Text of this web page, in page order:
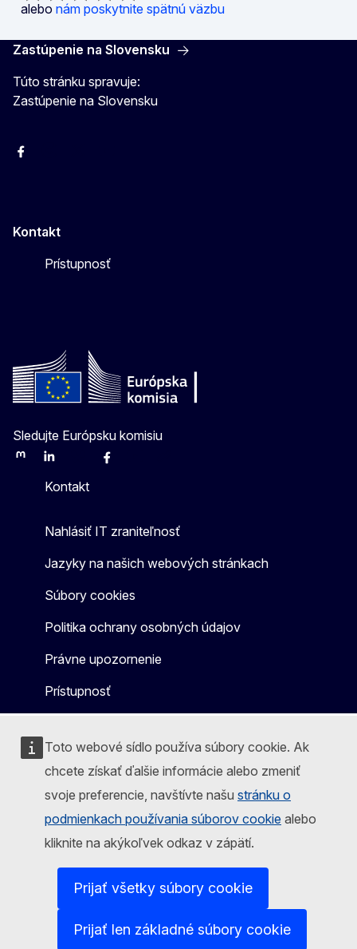
Toto webové sídlo používa súbory cookie. Ak
chcete získať ďalšie informácie alebo zmeniť
svoje preferencie, navštívte našu stránku o
podmienkach používania súborov cookie alebo
kliknite na akýkoľvek odkaz v zápätí.
Prijať všetky súbory cookie
Prijať len základné súbory cookie
alebo nám poskytnite spätnú väzbu
Zastúpenie na Slovensku
Túto stránku spravuje:
Zastúpenie na Slovensku
Facebook
Kontakt
Prístupnosť
Sledujte Európsku komisiu
MastodonLinkedInBlueskyFacebook
Kontakt
Nahlásiť IT zraniteľnosť
Jazyky na našich webových stránkach
Súbory cookies
Politika ochrany osobných údajov
Právne upozornenie
Prístupnosť